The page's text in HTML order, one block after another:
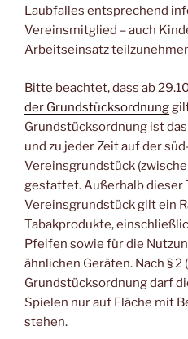
Laubfalles entsprechend
Vereinsmitglied – auch
Arbeitseinsatz
Bitte beachtet, dass ab
der Grundstücksordnung
Grundstücksordnung ist
und zu jeder Zeit auf der
Vereinsgrundstück
gestattet. Außerhalb dieser
Vereinsgrundstück gilt ein
Tabakprodukte,
Pfeifen sowie für die
ähnlichen Geräten. Nach § 2
Grundstücksordnung darf
Spielen nur auf Fläche mit
stehen.